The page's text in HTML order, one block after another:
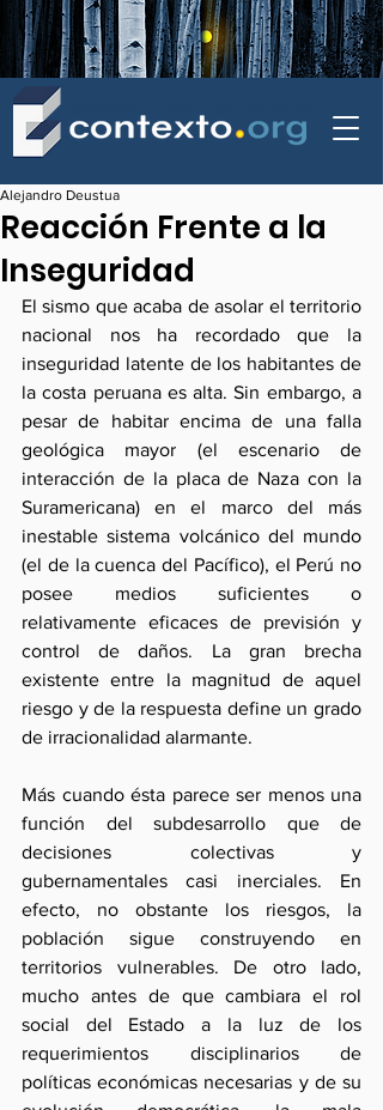
Reacción Frente a la
Inseguridad
Alejandro Deustua
El sismo que acaba de asolar el territorio
nacional nos ha recordado que la
inseguridad latente de los habitantes de
la costa peruana es alta. Sin embargo, a
pesar de habitar encima de una falla
geológica mayor (el escenario de
interacción de la placa de Naza con la
Suramericana) en el marco del más
inestable sistema volcánico del mundo
(el de la cuenca del Pacífico), el Perú no
posee medios suficientes o
relativamente eficaces de previsión y
control de daños. La gran brecha
existente entre la magnitud de aquel
riesgo y de la respuesta define un grado
de irracionalidad alarmante.
Más cuando ésta parece ser menos una
función del subdesarrollo que de
decisiones colectivas y
gubernamentales casi inerciales. En
efecto, no obstante los riesgos, la
población sigue construyendo en
territorios vulnerables. De otro lado,
mucho antes de que cambiara el rol
social del Estado a la luz de los
requerimientos disciplinarios de
políticas económicas necesarias y de su